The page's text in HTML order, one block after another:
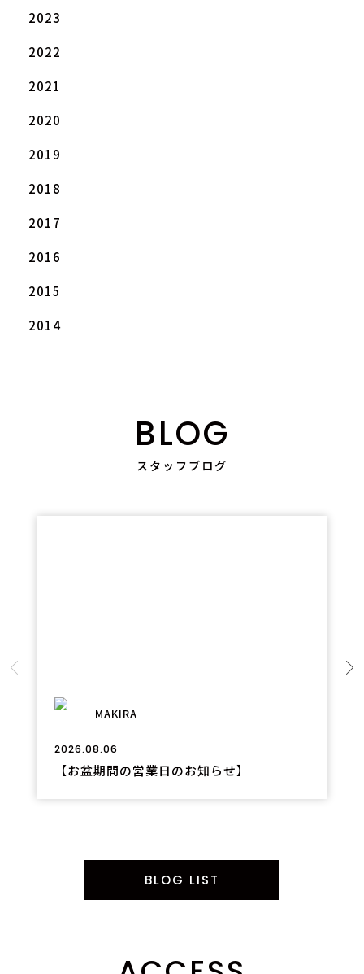
2023
2022
2021
2020
2019
2018
2017
2016
2015
2014
BLOG
スタッフブログ
MAKIRA
2026.08.06
【お盆期間の営業日のお知らせ】
BLOG LIST